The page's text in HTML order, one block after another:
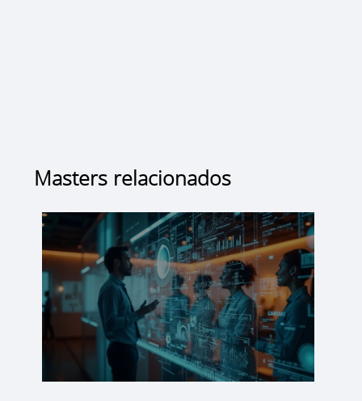
Masters relacionados